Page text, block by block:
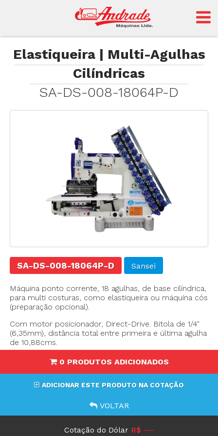
Andrade
Sansei
Elastiqueira | Multi-Agulhas
Cilíndricas
SA-DS-008-18064P-D
SA-DS-008-18064P-D Sansei
Máquina ponto corrente, 18 agulhas, de base cilíndrica,
para multi costuras, como elastiqueira ou máquina cós
(preparação opcional).
Com motor posicionador, Direct-Drive. Bitola de 1/4"
(6,35mm), distância total entre primeira e última agulha
de 10,88cms.
0 PRODUTOS ADICIONADOS
ADICIONAR ESTE PRODUTO NA COTAÇÃO
VOLTAR
Cotação do Dólar R$ ---